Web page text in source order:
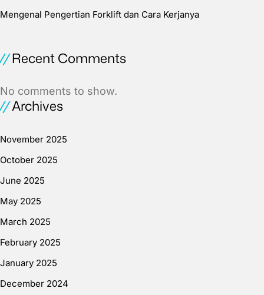
Mengenal Pengertian Forklift dan Cara Kerjanya
Recent Comments
No comments to show.
Archives
November 2025
October 2025
June 2025
May 2025
March 2025
February 2025
January 2025
December 2024